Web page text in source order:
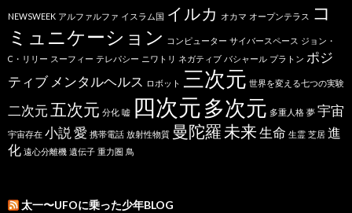
NEWSWEEK アルファルファ イスラム国 イルカ オカマ オープンテラス
コ
ミュニケーション
コンピューター サイバースペース ジョン・
C・リリー スーフィー テレパシー ニワトリ ネガティブ バシャール プラトン ポジ
ティブ メンタルヘルス ロボット 三次元 世界を変える七つの実験
二次元 五次元 分化 嘘 四次元多次元 多重人格 夢 宇宙
宇宙存在 小説愛 携帯電話 放射性物質 曼陀羅 未来生命 生霊 芝居 進
化 遠心分離機 遺伝子 重力圏 鳥
太一〜UFOに乗った少年BLOG